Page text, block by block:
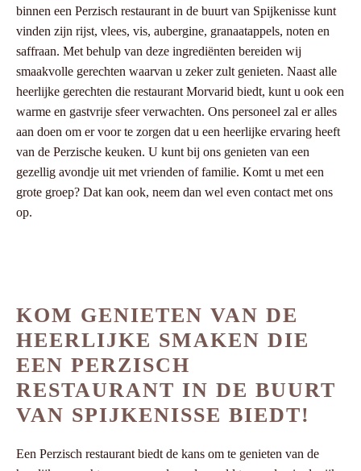
binnen een Perzisch restaurant in de buurt van Spijkenisse kunt
vinden zijn rijst, vlees, vis, aubergine, granaatappels, noten en
saffraan. Met behulp van deze ingrediënten bereiden wij
smaakvolle gerechten waarvan u zeker zult genieten. Naast alle
heerlijke gerechten die restaurant Morvarid biedt, kunt u ook een
warme en gastvrije sfeer verwachten. Ons personeel zal er alles
aan doen om er voor te zorgen dat u een heerlijke ervaring heeft
van de Perzische keuken. U kunt bij ons genieten van een
gezellig avondje uit met vrienden of familie. Komt u met een
grote groep? Dat kan ook, neem dan wel even contact met ons
op.
KOM GENIETEN VAN DE
HEERLIJKE SMAKEN DIE
EEN PERZISCH
RESTAURANT IN DE BUURT
VAN SPIJKENISSE BIEDT!
Een Perzisch restaurant biedt de kans om te genieten van de